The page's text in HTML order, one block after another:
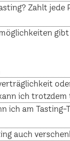
Zahlt jede
gibt
ich trotzdem
ich am Tasting-
auch